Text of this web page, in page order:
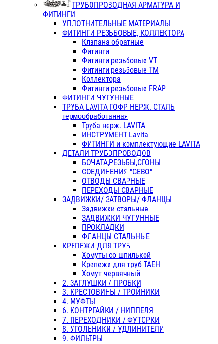
ТРУБОПРОВОДНАЯ АРМАТУРА И
ФИТИНГИ
УПЛОТНИТЕЛЬНЫЕ МАТЕРИАЛЫ
ФИТИНГИ РЕЗЬБОВЫЕ, КОЛЛЕКТОРА
Клапана обратные
Фитинги
Фитинги резьбовые VT
Фитинги резьбовые ТМ
Коллектора
Фитинги резьбовые FRAP
ФИТИНГИ ЧУГУННЫЕ
ТРУБА LAVITA ГОФР. НЕРЖ. СТАЛЬ
термообработанная
Труба нерж. LAVITA
ИНСТРУМЕНТ Lavita
ФИТИНГИ и комплектующие LAVITA
ДЕТАЛИ ТРУБОПРОВОДОВ
БОЧАТА,РЕЗЬБЫ,СГОНЫ
СОЕДИНЕНИЯ "GEBO"
ОТВОДЫ СВАРНЫЕ
ПЕРЕХОДЫ СВАРНЫЕ
ЗАДВИЖКИ/ ЗАТВОРЫ/ ФЛАНЦЫ
Задвижки стальные
ЗАДВИЖКИ ЧУГУННЫЕ
ПРОКЛАДКИ
ФЛАНЦЫ СТАЛЬНЫЕ
КРЕПЕЖИ ДЛЯ ТРУБ
Хомуты со шпилькой
Крепежи для труб ТАЕН
Хомут червячный
2. ЗАГЛУШКИ / ПРОБКИ
3. КРЕСТОВИНЫ / ТРОЙНИКИ
4. МУФТЫ
6. КОНТРГАЙКИ / НИППЕЛЯ
7. ПЕРЕХОДНИКИ / ФУТОРКИ
8. УГОЛЬНИКИ / УДЛИНИТЕЛИ
9. ФИЛЬТРЫ